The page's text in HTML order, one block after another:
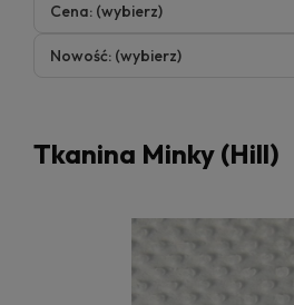
Cena: (wybierz)
Nowość: (wybierz)
Tkanina Minky (Hill)